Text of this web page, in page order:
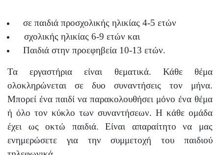
σε παιδιά προσχολικής ηλικίας 4-5 ετών
σχολικής ηλικίας 6-9 ετών και
Παιδιά στην προεφηβεία 10-13 ετών.
Τα εργαστήρια είναι θεματικά. Κάθε θέμα
ολοκληρώνεται σε δυο συναντήσεις τον μήνα.
Μπορεί ένα παιδί να παρακολουθήσει μόνο ένα θέμα
ή όλο τον κύκλο των συναντήσεων. Η κάθε ομάδα
έχει ως οκτώ παιδιά. Είναι απαραίτητο να μας
ενημερώσετε για την συμμετοχή του παιδιού